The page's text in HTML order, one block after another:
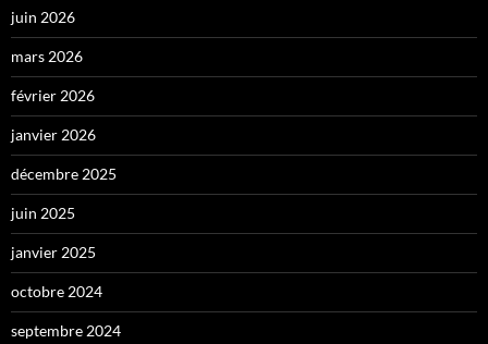
juin 2026
mars 2026
février 2026
janvier 2026
décembre 2025
juin 2025
janvier 2025
octobre 2024
septembre 2024